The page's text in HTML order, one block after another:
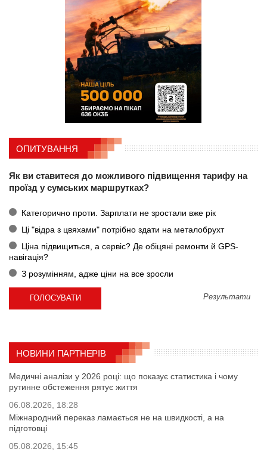
ОПИТУВАННЯ
Як ви ставитеся до можливого підвищення тарифу на
проїзд у сумських маршрутках?
Категорично проти. Зарплати не зростали вже рік
Ці "відра з цвяхами" потрібно здати на металобрухт
Ціна підвищиться, а сервіс? Де обіцяні ремонти й GPS-
навігація?
З розумінням, адже ціни на все зросли
Результати
НОВИНИ ПАРТНЕРІВ
Медичні аналізи у 2026 році: що показує статистика і чому
рутинне обстеження рятує життя
06.08.2026, 18:28
Міжнародний переказ ламається не на швидкості, а на
підготовці
05.08.2026, 15:45